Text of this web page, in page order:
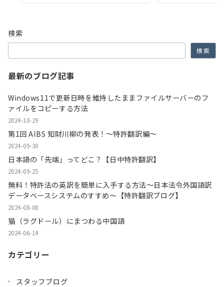
検索
検索
最新のブログ記事
Windows11で更新日時を維持したままファイルサーバーのフ
ァイルをコピーする方法
2024-10-29
第1回 AIBS 知財川柳の発表！～特許翻訳編～
2024-09-30
日本語の「先端」ってどこ？【日中特許翻訳】
2024-09-25
無料！特許法の英訳を簡単に入手する方法～日本法令外国語訳
データベースシステムのすすめ～【特許翻訳ブログ】
2024-08-08
猫（ラグドール）にまつわる中国語
2024-06-14
カテゴリー
スタッフブログ